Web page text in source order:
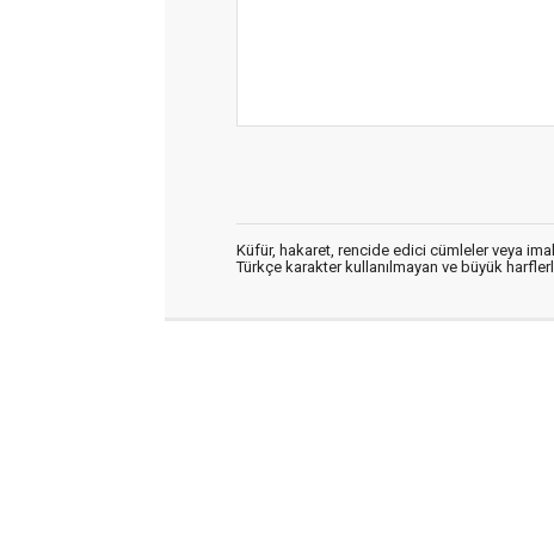
Küfür, hakaret, rencide edici cümleler veya
Türkçe karakter kullanılmayan ve büyük